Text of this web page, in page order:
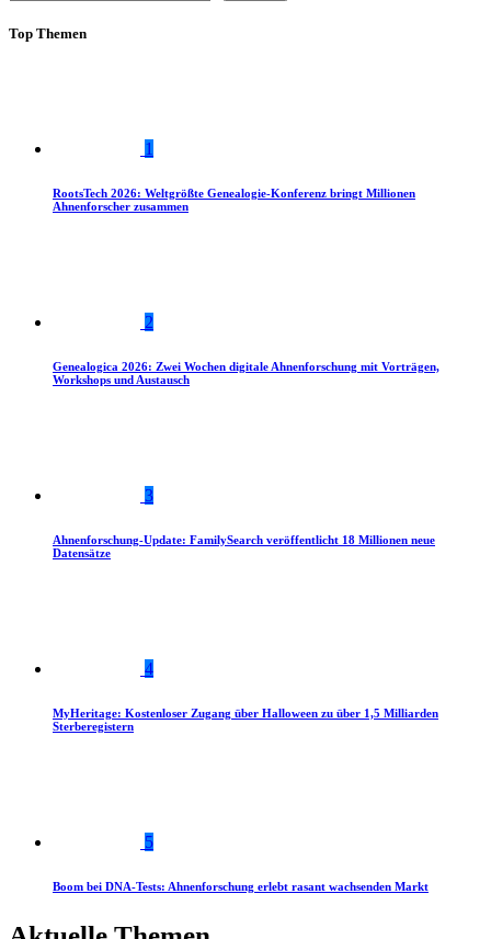
Top Themen
1
RootsTech 2026: Weltgrößte Genealogie-Konferenz bringt Millionen
Ahnenforscher zusammen
2
Genealogica 2026: Zwei Wochen digitale Ahnenforschung mit Vorträgen,
Workshops und Austausch
3
Ahnenforschung-Update: FamilySearch veröffentlicht 18 Millionen neue
Datensätze
4
MyHeritage: Kostenloser Zugang über Halloween zu über 1,5 Milliarden
Sterberegistern
5
Boom bei DNA-Tests: Ahnenforschung erlebt rasant wachsenden Markt